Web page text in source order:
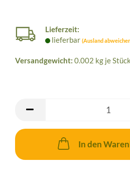
Lieferzeit:
lieferbar (Ausland
Versandgewicht: 0.002 kg je Stück
In den